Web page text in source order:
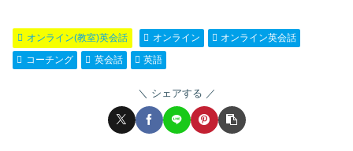
オンライン(教室)英会話 オンライン
オンライン英会話
コーチング
英会話 英語
シェアする